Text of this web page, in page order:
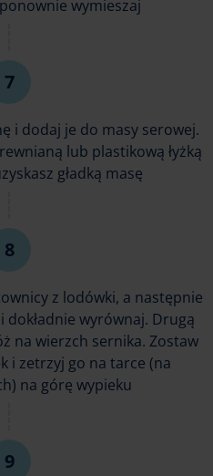
wymieszaj
i dodaj je do masy serowej.
lub plastikową łyżką
gładką masę
z lodówki, a następnie
dokładnie wyrównaj. Drugą
na wierzch sernika. Zostaw
i zetrzyj go na tarce (na
na górę wypieku